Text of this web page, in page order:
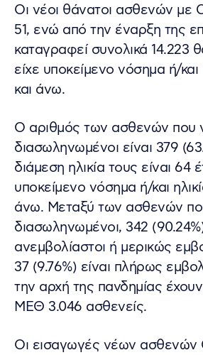
Οι νέοι θάνατοι ασθενών με
51, ενώ από την έναρξη της
καταγραφεί συνολικά 14.223
είχε υποκείμενο νόσημα ή/και
και άνω.
Ο αριθμός των ασθενών που
διασωληνωμένοι είναι 379
διάμεση ηλικία τους είναι 64
υποκείμενο νόσημα ή/και
άνω. Μεταξύ των ασθενών
διασωληνωμένοι, 342
ανεμβολίαστοι ή μερικώς
37 (9.76%) είναι πλήρως
την αρχή της πανδημίας
ΜΕΘ 3.046 ασθενείς.
Οι εισαγωγές νέων ασθενών